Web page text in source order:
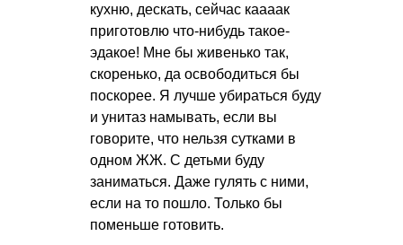
кухню, дескать, сейчас каааак
приготовлю что-нибудь такое-
эдакое! Мне бы живенько так,
скоренько, да освободиться бы
поскорее. Я лучше убираться буду
и унитаз намывать, если вы
говорите, что нельзя сутками в
одном ЖЖ. С детьми буду
заниматься. Даже гулять с ними,
если на то пошло. Только бы
поменьше готовить.